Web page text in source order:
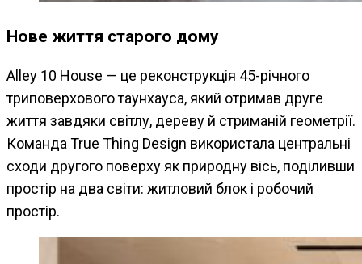
Нове життя старого дому
Alley 10 House — це реконструкція 45-річного
триповерхового таунхауса, який отримав друге
життя завдяки світлу, дереву й стриманій геометрії.
Команда True Thing Design використала центральні
сходи другого поверху як природну вісь, поділивши
простір на два світи: житловий блок і робочий
простір.